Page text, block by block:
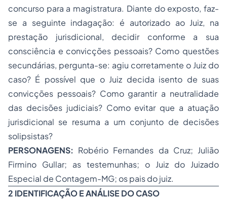
concurso para a magistratura. Diante do exposto, faz-
se a seguinte indagação: é autorizado ao Juiz, na
prestação jurisdicional, decidir conforme a sua
consciência e convicções pessoais? Como questões
secundárias, pergunta-se: agiu corretamente o Juiz do
caso? É possível que o Juiz decida isento de suas
convicções pessoais? Como garantir a neutralidade
das decisões judiciais? Como evitar que a atuação
jurisdicional se resuma a um conjunto de decisões
solipsistas?
PERSONAGENS: Robério Fernandes da Cruz; Julião
Firmino Gullar; as testemunhas; o Juiz do Juizado
Especial de Contagem-MG; os pais do juiz.
2 IDENTIFICAÇÃO E ANÁLISE DO CASO